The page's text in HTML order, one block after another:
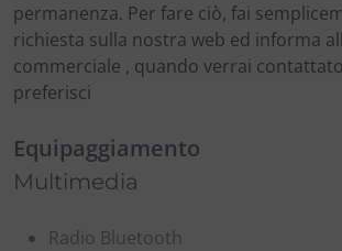
permanenza. Per fare ciò, fai
richiesta sulla nostra web ed informa
commerciale , quando verrai
preferisci
Equipaggiamento
Multimedia
Radio Bluetooth